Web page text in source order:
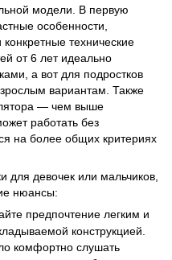
модели. В первую
особенности,
технические
от 6 лет идеально
а вот для подростков
вариантам. Также
— чем выше
работать без
на более общих критериях
для девочек или мальчиков,
нюансы:
предпочтение легким и
конструкцией.
комфортно слушать